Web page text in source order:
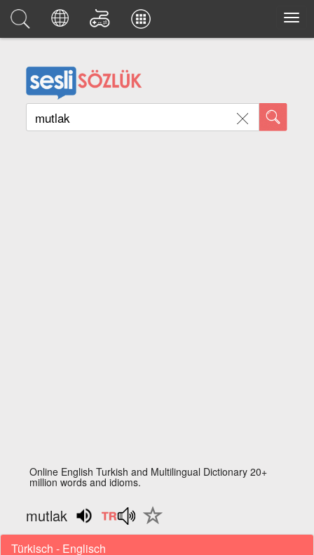
Online English Turkish and Multilingual Dictionary 20+
million words and idioms.
mutlak
Türkisch - Englisch